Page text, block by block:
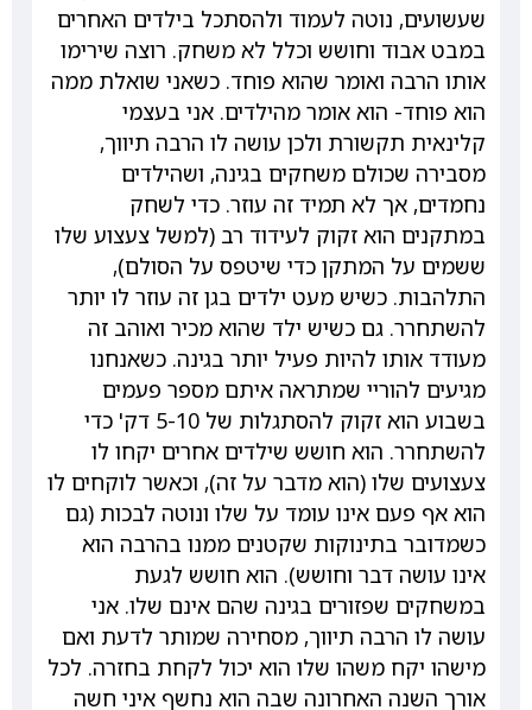
שעשועים, נוטה לעמוד ולהסתכל בילדים האחרים
במבט אבוד וחושש וכלל לא משחק. רוצה שירימו
אותו הרבה ואומר שהוא פוחד. כשאני שואלת ממה
הוא פוחד- הוא אומר מהילדים. אני בעצמי
קלינאית תקשורת ולכן עושה לו הרבה תיווך,
מסבירה שכולם משחקים בגינה, ושהילדים
נחמדים, אך לא תמיד זה עוזר. כדי לשחק
במתקנים הוא זקוק לעידוד רב (למשל צעצוע שלו
ששמים על המתקן כדי שיטפס על הסולם),
התלהבות. כשיש מעט ילדים בגן זה עוזר לו יותר
להשתחרר. גם כשיש ילד שהוא מכיר ואוהב זה
מעודד אותו להיות פעיל יותר בגינה. כשאנחנו
מגיעים להוריי שמתראה איתם מספר פעמים
בשבוע הוא זקוק להסתגלות של 5-10 דק' כדי
להשתחרר. הוא חושש שילדים אחרים יקחו לו
צעצועים שלו (הוא מדבר על זה), וכאשר לוקחים לו
הוא אף פעם אינו עומד על שלו ונוטה לבכות (גם
כשמדובר בתינוקות שקטנים ממנו בהרבה הוא
אינו עושה דבר וחושש). הוא חושש לגעת
במשחקים שפזורים בגינה שהם אינם שלו. אני
עושה לו הרבה תיווך, מסחירה שמותר לדעת ואם
מישהו יקח משהו שלו הוא יכול לקחת בחזרה. לכל
אורך השנה האחרונה שבה הוא נחשף איני חשה